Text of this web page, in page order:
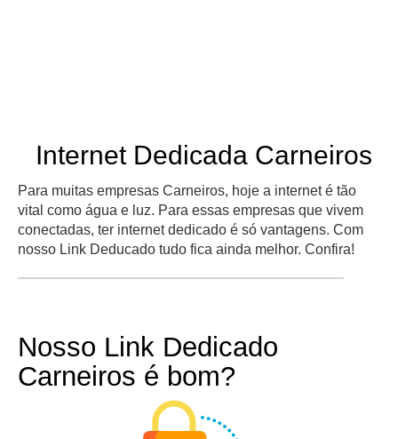
Internet Dedicada Carneiros
Para muitas empresas Carneiros, hoje a internet é tão
vital como água e luz. Para essas empresas que vivem
conectadas, ter internet dedicado é só vantagens. Com
nosso Link Deducado tudo fica ainda melhor. Confira!
Nosso Link Dedicado
Carneiros é bom?